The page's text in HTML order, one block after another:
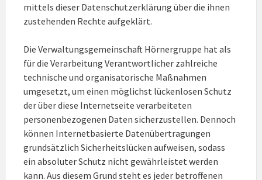
mittels dieser Datenschutzerklärung über die ihnen
zustehenden Rechte aufgeklärt.
Die Verwaltungsgemeinschaft Hörnergruppe hat als
für die Verarbeitung Verantwortlicher zahlreiche
technische und organisatorische Maßnahmen
umgesetzt, um einen möglichst lückenlosen Schutz
der über diese Internetseite verarbeiteten
personenbezogenen Daten sicherzustellen. Dennoch
können Internetbasierte Datenübertragungen
grundsätzlich Sicherheitslücken aufweisen, sodass
ein absoluter Schutz nicht gewährleistet werden
kann. Aus diesem Grund steht es jeder betroffenen